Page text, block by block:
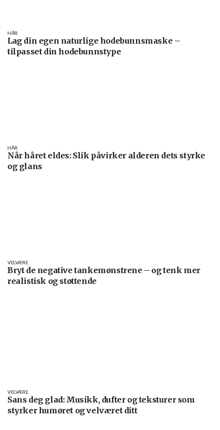
Lag din egen naturlige hodebunnsmaske –
tilpasset din hodebunnstype
HÅR
Når håret eldes: Slik påvirker alderen dets styrke
og glans
HÅR
Bryt de negative tankemønstrene – og tenk mer
realistisk og støttende
VELVÆRE
Sans deg glad: Musikk, dufter og teksturer som
styrker humøret og velværet ditt
VELVÆRE